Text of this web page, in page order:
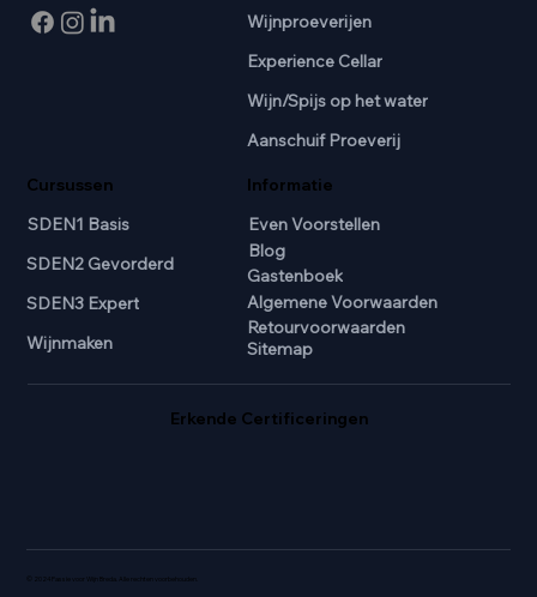
Cursussen
SDEN1 Basis
SDEN2 Gevorderd
SDEN3 Expert
Wijnmaken
Wijnproeverijen
Experience Cellar
Wijn/Spijs op het water
Aanschuif Proeverij
Informatie
Even Voorstellen
Blog
Gastenboek
Algemene Voorwaarden
Retourvoorwaarden
Sitemap
Erkende Certificeringen
© 2024 Passie voor Wijn Breda. Alle rechten voorbehouden.